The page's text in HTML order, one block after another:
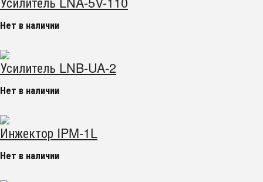
Нет в наличии
Усилитель LNB-UA-2
Нет в наличии
Инжектор IPM-1L
Нет в наличии